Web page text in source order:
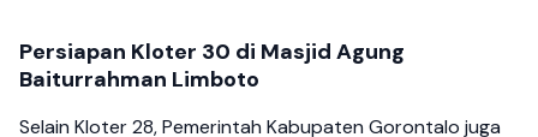
Persiapan Kloter 30 di Masjid Agung
Baiturrahman Limboto
Selain Kloter 28, Pemerintah Kabupaten Gorontalo juga